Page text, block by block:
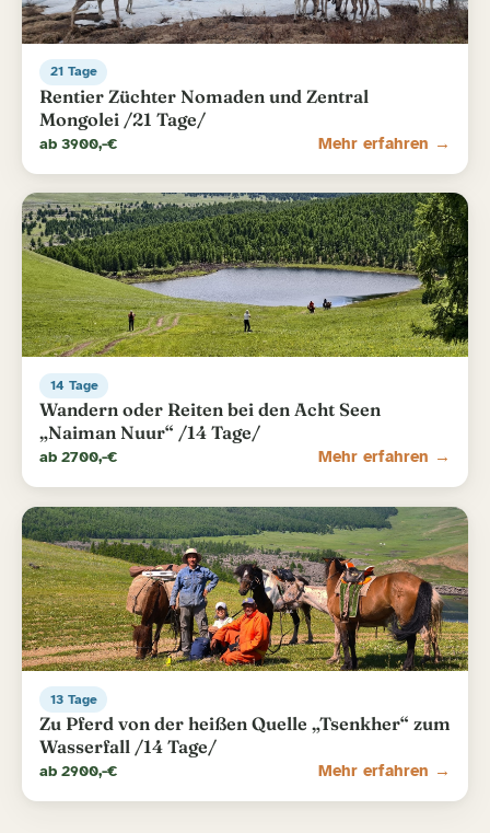
21 Tage
Rentier Züchter Nomaden und Zentral
Mongolei /21 Tage/
ab 3900,-€ Mehr erfahren →
14 Tage
Wandern oder Reiten bei den Acht Seen
„Naiman Nuur“ /14 Tage/
ab 2700,-€ Mehr erfahren →
13 Tage
Zu Pferd von der heißen Quelle „Tsenkher“ zum
Wasserfall /14 Tage/
ab 2900,-€ Mehr erfahren →